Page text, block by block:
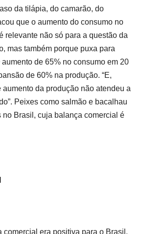
da tilápia, do camarão, do
que o aumento do consumo no
relevante não só para a questão da
mas também porque puxa para
de 65% no consumo em 20
de 60% na produção. “E,
aumento da produção não atendeu a
Peixes como salmão e bacalhau
no Brasil, cuja balança comercial é
comercial era positiva para o Brasil.